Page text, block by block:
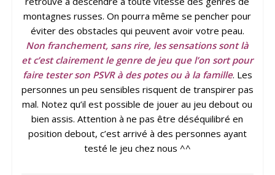
montagnes russes. On pourra même se pencher pour
éviter des obstacles qui peuvent avoir votre peau.
Non franchement, sans rire, les sensations sont là
et c’est clairement le genre de jeu que l’on sort pour
faire tester son PSVR à des potes ou à la famille. Les
personnes un peu sensibles risquent de transpirer pas
mal. Notez qu’il est possible de jouer au jeu debout ou
bien assis. Attention à ne pas être déséquilibré en
position debout, c’est arrivé à des personnes ayant
testé le jeu chez nous ^^